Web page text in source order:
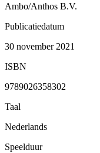
Ambo/Anthos B.V.
Publicatiedatum
30 november 2021
ISBN
9789026358302
Taal
Nederlands
Speelduur